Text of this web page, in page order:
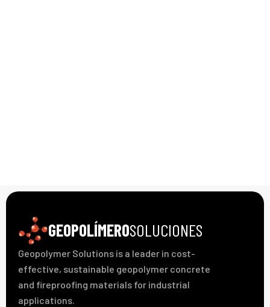
GEOPOLÍMEROSOLUCIONES
Geopolymer Solutions is a leader in cost-
effective, sustainable geopolymer concrete
and fireproofing materials for industrial
applications.